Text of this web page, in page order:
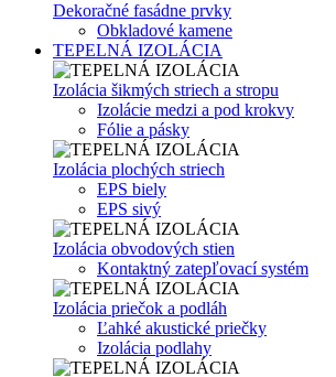
Dekoračné fasádne prvky
Obkladové kamene
TEPELNÁ IZOLÁCIA
Izolácia šikmých striech a stropu
Izolácie medzi a pod krokvy
Fólie a pásky
Izolácia plochých striech
EPS biely
EPS sivý
Izolácia obvodových stien
Kontaktný zatepľovací systém
Izolácia priečok a podláh
Ľahké akustické priečky
Izolácia podlahy